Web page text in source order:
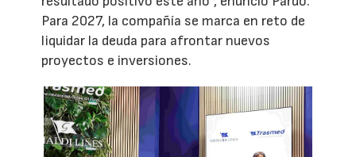
Para 2027, la compañía se marca en reto de
liquidar la deuda para afrontar nuevos
proyectos e inversiones.